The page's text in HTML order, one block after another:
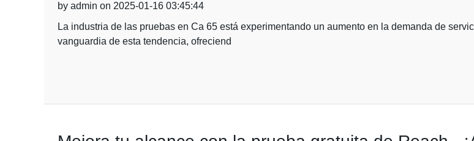
by admin on 2025-01-16 03:45:44
La industria de las pruebas en Ca 65 está experimentando un aumento en la demanda de
vanguardia de esta tendencia, ofreciend